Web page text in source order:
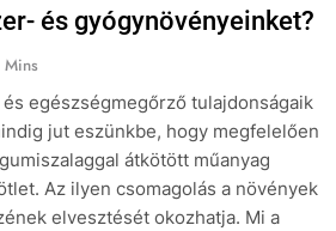
és gyógynövényeinket?
Mins
egészségmegőrző tulajdonságaik
jut eszünkbe, hogy megfelelően
átkötött műanyag
Az ilyen csomagolás a növények
elvesztését okozhatja. Mi a